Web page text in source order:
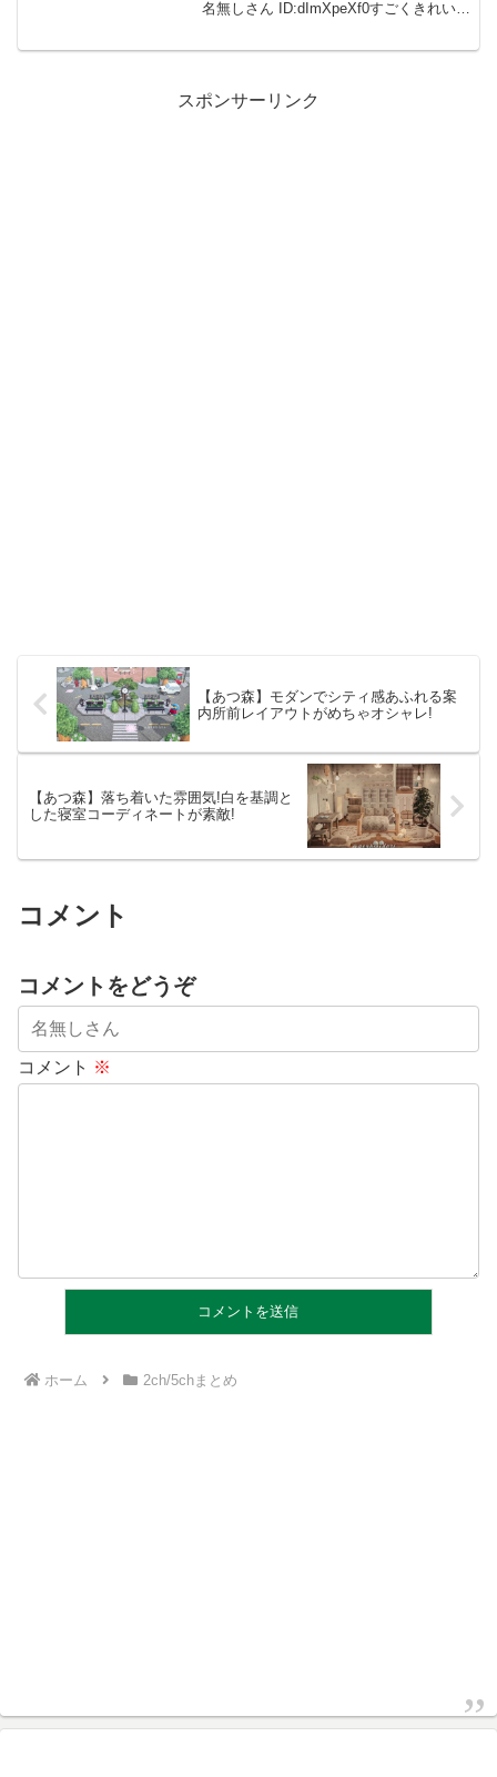
名無しさん ID:dImXpeXf0すごくきれい✨
スポンサーリンク
【あつ森】モダンでシティ感あふれる案
内所前レイアウトがめちゃオシャレ!
【あつ森】落ち着いた雰囲気!白を基調と
した寝室コーディネートが素敵!
コメント
コメントをどうぞ
コメント ※
ホーム 2ch/5chまとめ